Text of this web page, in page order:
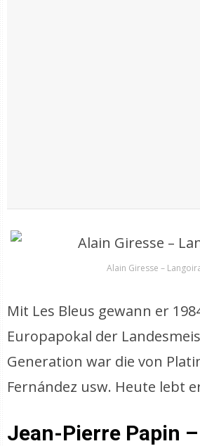
Alain Giresse –
Mit Les Bleus gewann er
Europapokal der
Generation war die von
Fernández usw. Heute lebt
Jean-Pierre Papin